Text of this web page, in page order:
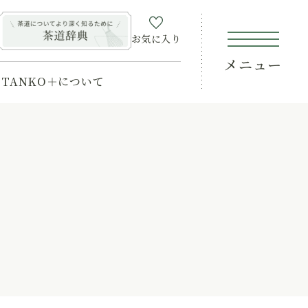
お気に入り
メニュー
TANKO＋について